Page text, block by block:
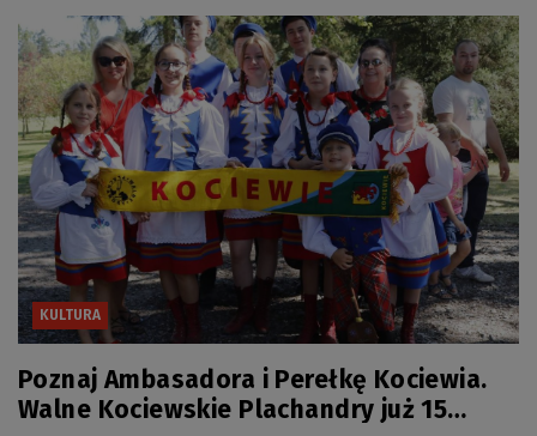
KULTURA
Poznaj Ambasadora i Perełkę Kociewia.
Walne Kociewskie Plachandry już 15